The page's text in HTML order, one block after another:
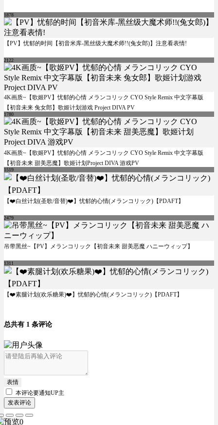
1878
【PV】忧郁的时间【初音米库-黑丝级大魔术师!!(兔女郎)】注意看表情!
2122
4K画质~【歌姬PV】忧郁的心情 メランコリック CYO Style Remix 中文字幕版
【初音未来 兔女郎】歌姬计划游戏 Project DIVA PV
1780
4K画质~【歌姬PV】忧郁的心情 メランコリック CYO Style Remix 中文字幕版
【初音未来 甜美恶魔】歌姬计划Project DIVA 游戏PV
1519
【❤️白丝计划(圣歌/音替)❤️】忧郁的心情(メランコリック)【PDAFT】
2479
吊带黑丝~【PV】メランコリック【初音未来 甜美恶魔 ハニーウィップ】
1311
【❤️素腿计划(欢乐糖果)❤️】忧郁的心情(メランコリック)【PDAFT】
总共有 1 条评论
表情
本评论要通知UP主
发表评论